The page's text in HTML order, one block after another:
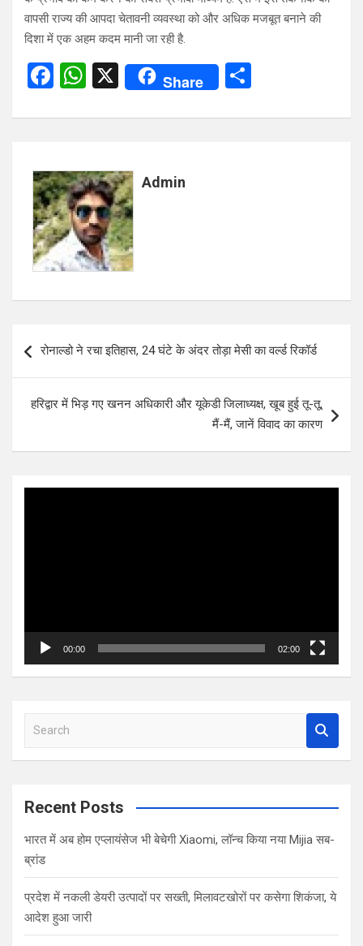
वापसी राज्य की आपदा चेतावनी व्यवस्था को और अधिक मजबूत बनाने की
दिशा में एक अहम कदम मानी जा रही है.
F
ce
o
o
k
W
at
A
p
p
X Share
ar
Admin
navigation
रोनाल्डो ने रचा इतिहास, 24 घंटे के अंदर तोड़ा मेसी का वर्ल्ड रिकॉर्ड
हरिद्वार में भिड़ गए खनन अधिकारी और यूकेडी जिलाध्यक्ष, खूब हुई तू-तू,
मैं-मैं, जानें विवाद का कारण
00:00 02:00
a
c
Recent Posts
भारत में अब होम एप्लायंसेज भी बेचेगी Xiaomi, लॉन्च किया नया Mijia सब-
ब्रांड
प्रदेश में नकली डेयरी उत्पादों पर सख्ती, मिलावटखोरों पर कसेगा शिकंजा, ये
आदेश हुआ जारी